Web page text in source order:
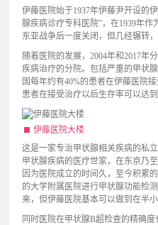
伊藤医院始于1937年伊藤尹开设的
腺疾病诊疗专科医院”，在1939年
东亚战争后一度关闭，但几经辗转，
随着医院的发展，2004年和2017年
疾病治疗的分院。包括严重的甲状
国每年约有40%的患者在伊藤医院
患者在接受治疗以后生存率可以达到
伊藤医院大楼
这是一家专治甲状腺相关疾病的私
甲状腺疾病的医疗世家，在东京乃
因为医院成立的时间久，至今积累
的大学附属医院进行甲状腺功能检
来，但伊藤医院基本可以做到在半
同时医院在甲状腺B超检查的精确